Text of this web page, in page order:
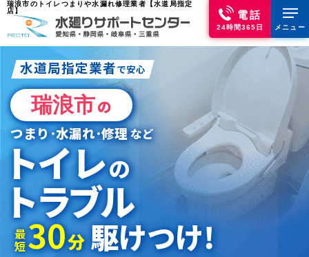
瑞浪市のトイレつまりや水漏れ修理業者【水道局指定
店】
電話
24時間365日 メニュー
水道局指定業者 で安心
瑞浪市の
つまり･水漏れ･修理 など
トイレの
トラブル
最短30分 駆けつけ!